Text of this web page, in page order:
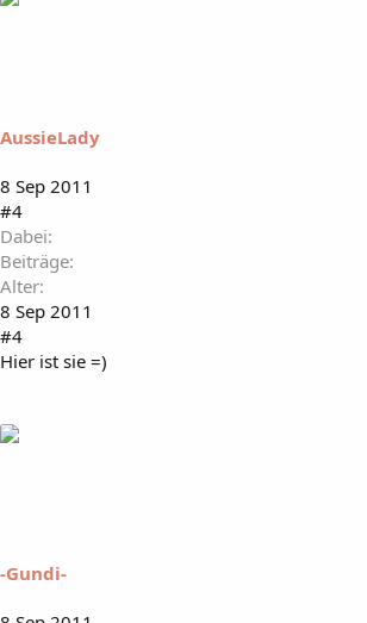
AussieLady
8 Sep 2011
#4
Dabei
Beiträge
Alter
8 Sep 2011
#4
Hier ist sie =)
-Gundi-